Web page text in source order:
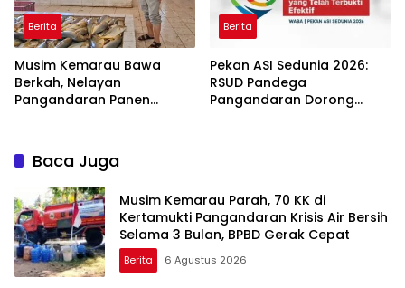
Berita
Musim Kemarau Bawa
Berkah, Nelayan
Pangandaran Panen
Berita
Pekan ASI Sedunia 2026:
RSUD Pandega
Pangandaran Dorong
Baca Juga
Musim Kemarau Parah, 70 KK di
Kertamukti Pangandaran Krisis Air Bersih
Selama 3 Bulan, BPBD Gerak Cepat
Berita 6 Agustus 2026